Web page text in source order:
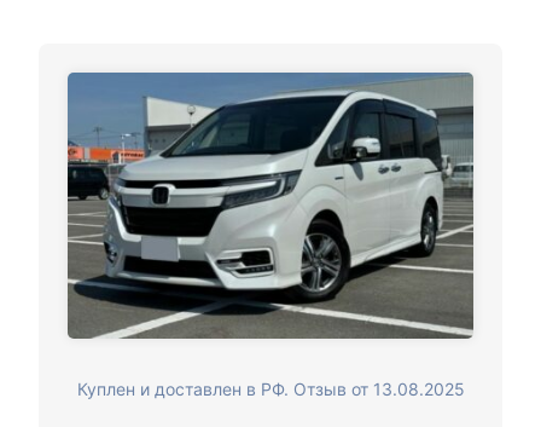
Куплен и доставлен в РФ. Отзыв от 13.08.2025